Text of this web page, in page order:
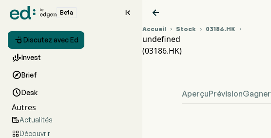
Beta 
 Discutez avec Ed
Invest
Brief
Desk
Autres
Actualités
Découvrir

Accueil  Stock  03186.HK 
undefined
(03186.HK)
AperçuPrévisionGagner